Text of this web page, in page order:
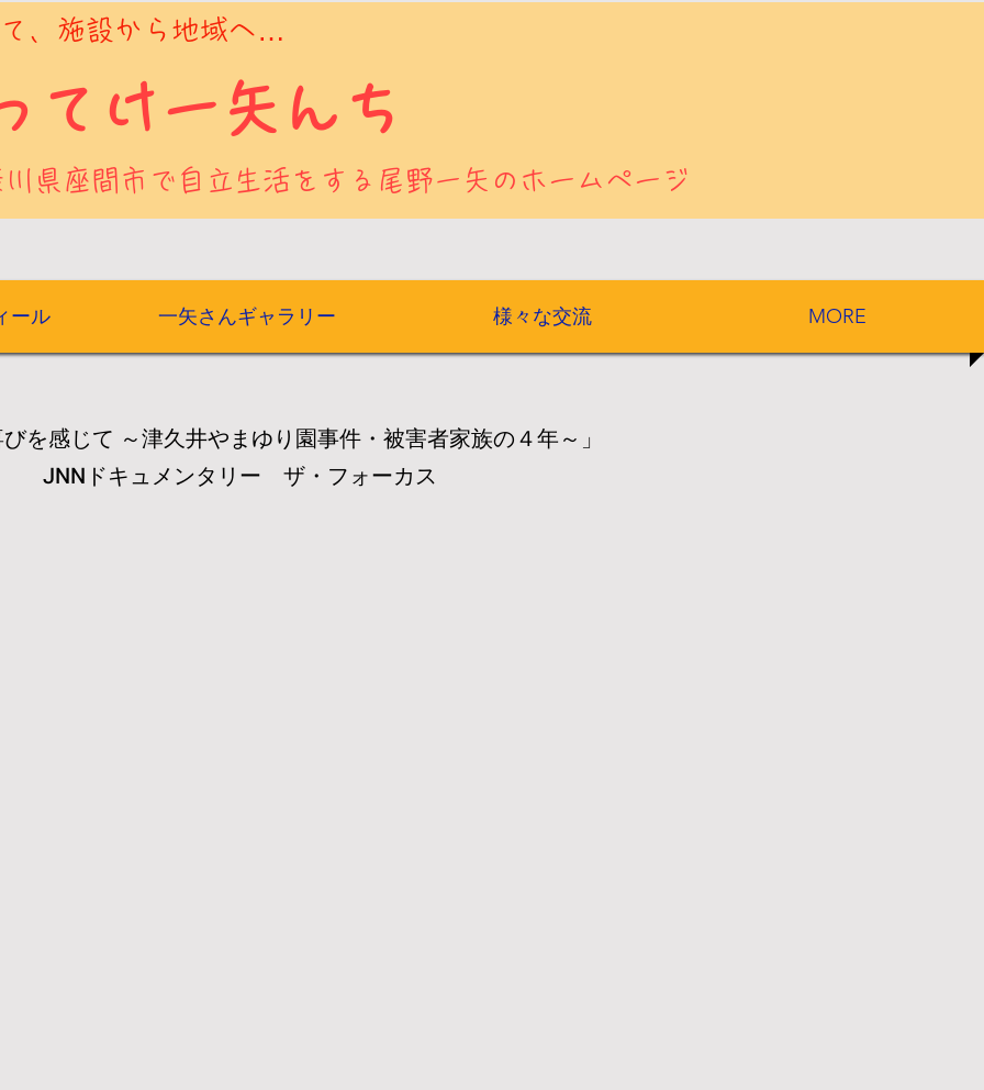
、施設から地域へ…
川県座間市で自立生活をする尾野一矢のホームページ
てけ一矢んち
ール 一矢さんギャラリー 様々な交流 MORE
びを感じて ～津久井やまゆり園事件・被害者家族の４年～」
ュメンタリー ザ・フォーカス